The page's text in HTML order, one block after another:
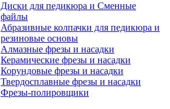
Диски для педикюра и Сменные
файлы
Абразивные колпачки для педикюра и
резиновые основы
Алмазные фрезы и насадки
Керамические фрезы и насадки
Корундовые фрезы и насадки
Твердосплавные фрезы и насадки
Фрезы-полировщики